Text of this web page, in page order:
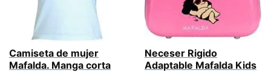
Camiseta de mujer
Mafalda. Manga corta
Neceser Rigido
Adaptable Mafalda Kids